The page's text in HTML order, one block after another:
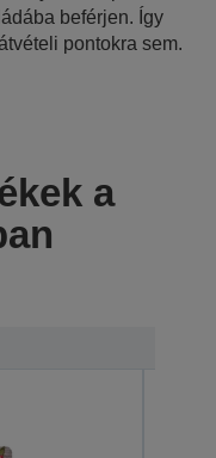
beférjen. Így
pontokra sem.
a